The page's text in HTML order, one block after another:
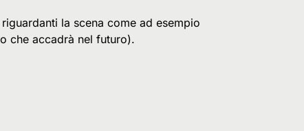
la scena come ad esempio
che accadrà nel futuro).